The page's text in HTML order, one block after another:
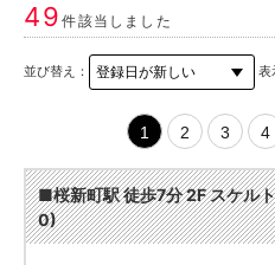
49件該当しました
並び替え： 表
1 2 3 4
■桜新町駅 徒歩7分 2F スケル
0)